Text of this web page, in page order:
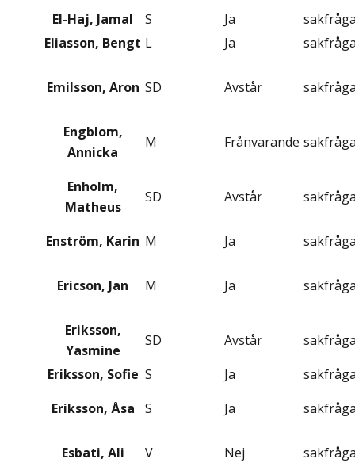
El-Haj, Jamal
S Ja
Eliasson, Bengt L Ja
Emilsson, Aron SD Avstår
Engblom,
Annicka
M Frånvarande
Enholm,
Matheus
SD Avstår
Enström, Karin M Ja
Ericson, Jan M Ja
Eriksson,
Yasmine
SD Avstår
Eriksson, Sofie S Ja
Eriksson, Åsa
S Ja
Esbati, Ali V Nej